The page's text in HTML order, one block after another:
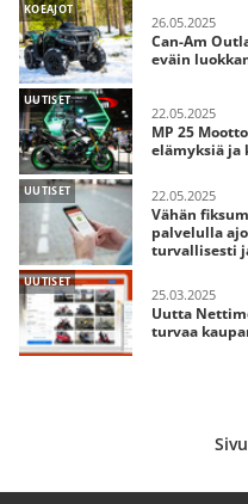
KOEAJOT
26.05.2025
Can-Am
eväin
UUTISET
22.05.2025
MP 25
elämyksiä ja
UUTISET 22.05.2025
Vähän
palvelulla
turvallisesti
UUTISET
25.03.2025
Uutta
turvaa